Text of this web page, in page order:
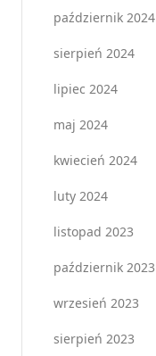
październik 2024
sierpień 2024
lipiec 2024
maj 2024
kwiecień 2024
luty 2024
listopad 2023
październik 2023
wrzesień 2023
sierpień 2023